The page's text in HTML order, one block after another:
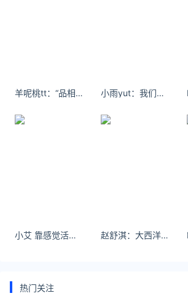
中国黄金、周六福、周大生）挂牌金价
价格
https://law.ijiandao.com/
本文由白马过平川
羊呢桃tt：“品相 一般” 神舞足蹈的 逃 来了 ​​​​ 小雨yut：我们应有的生命，光环，都是每天可以拥有的幸福。
小艾 靠感觉活着 - 小红书 赵舒淇：大西洋最后一点眼泪 沙漠中的绿洲 最美赛里木湖 也算没白活了
热门关注